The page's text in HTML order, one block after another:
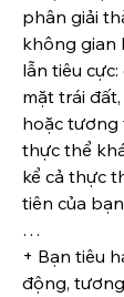
phân giải
không gian
lẫn tiêu
mặt trái
hoặc tương
thực thể
kể cả thực
tiên của
…
+ Bạn tiêu
động,